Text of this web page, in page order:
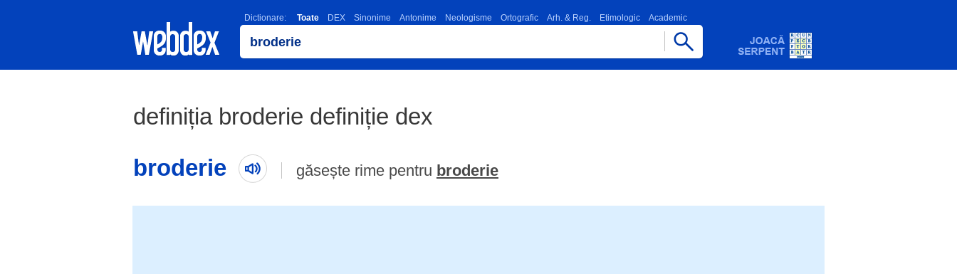
Dictionare: Toate DEX Sinonime Antonime Neologisme Ortografic Arh. & Reg. Etimologic Academic
definiția broderie definiție dex
broderie
găsește rime pentru broderie